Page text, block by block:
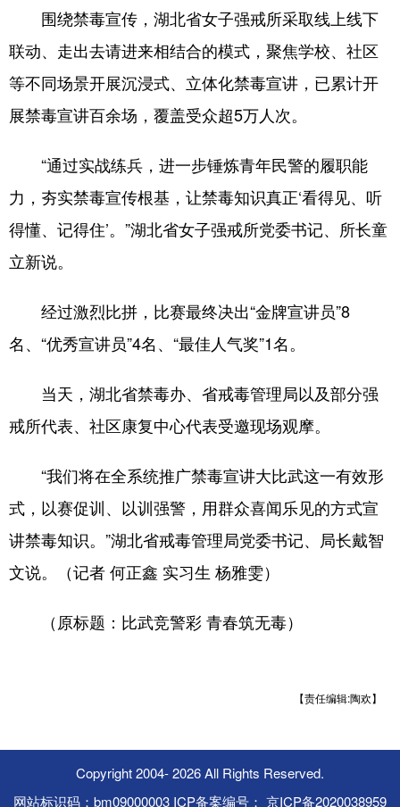
围绕禁毒宣传，湖北省女子强戒所采取线上线下
联动、走出去请进来相结合的模式，聚焦学校、社区
等不同场景开展沉浸式、立体化禁毒宣讲，已累计开
展禁毒宣讲百余场，覆盖受众超5万人次。
“通过实战练兵，进一步锤炼青年民警的履职能
力，夯实禁毒宣传根基，让禁毒知识真正‘看得见、听
得懂、记得住’。”湖北省女子强戒所党委书记、所长童
立新说。
经过激烈比拼，比赛最终决出“金牌宣讲员”8
名、“优秀宣讲员”4名、“最佳人气奖”1名。
当天，湖北省禁毒办、省戒毒管理局以及部分强
戒所代表、社区康复中心代表受邀现场观摩。
“我们将在全系统推广禁毒宣讲大比武这一有效形
式，以赛促训、以训强警，用群众喜闻乐见的方式宣
讲禁毒知识。”湖北省戒毒管理局党委书记、局长戴智
文说。（记者 何正鑫 实习生 杨雅雯）
（原标题：比武竞警彩 青春筑无毒）
【责任编辑:陶欢】
Copyright 2004-2026 All Rights Reserved.
网站标识码：bm09000003 ICP备案编号： 京ICP备2020038959